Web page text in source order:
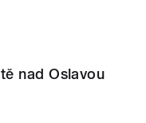
nad Oslavou